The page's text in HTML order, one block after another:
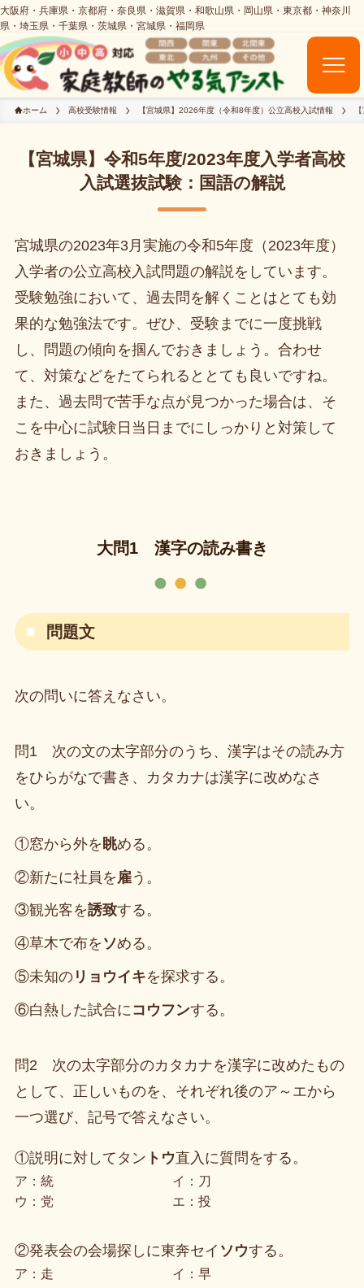
ホーム 高校受験情報 【宮城県】2026年度（令和8年度）公立高校入試情報
【宮城県】令和5年度/2023年度入学者高校
入試選抜試験：国語の解説
宮城県の2023年3月実施の令和5年度（2023年度）
入学者の公立高校入試問題の解説をしています。
受験勉強において、過去問を解くことはとても効
果的な勉強法です。ぜひ、受験までに一度挑戦
し、問題の傾向を掴んでおきましょう。合わせ
て、対策などをたてられるととても良いですね。
また、過去問で苦手な点が見つかった場合は、そ
こを中心に試験日当日までにしっかりと対策して
おきましょう。
大問1 漢字の読み書き
問題文
次の問いに答えなさい。
問1 次の文の太字部分のうち、漢字はその読み方
をひらがなで書き、カタカナは漢字に改めなさ
い。
①窓から外を 眺める。
②新たに社員を 雇う。
③観光客を誘致する。
④草木で布を ソめる。
⑤未知のリョウイキを探求する。
⑥白熱した試合にコウフンする。
問2 次の太字部分のカタカナを漢字に改めたもの
として、正しいものを、それぞれ後のア～エから
一つ選び、記号で答えなさい。
①説明に対してタン トウ直入に質問をする。
ア：統
イ：刀
ウ：党
エ：投
②発表会の会場探しに東奔セイ ソウする。
ア：走
イ：早